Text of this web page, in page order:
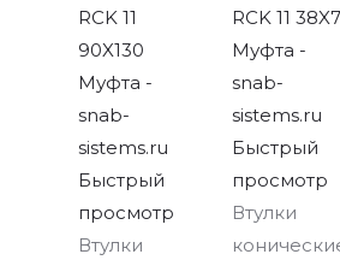
Быстрый
просмотр
Втулки
Быстрый
просмотр
Втулки